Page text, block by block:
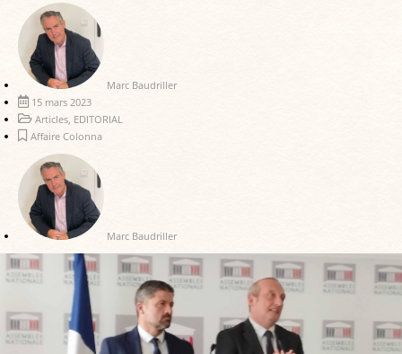
Marc Baudriller
15 mars 2023
Articles, EDITORIAL
Affaire Colonna
Marc Baudriller